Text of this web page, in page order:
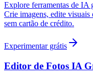
Explore ferramentas de IA
Crie imagens, edite
sem cartão de crédito.
Experimentar grátis
Editor de Fotos IA